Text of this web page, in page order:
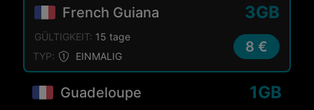
French Guiana
TYP: EINMALIG
3GB
GÜLTIGKEIT: 15 tage
8 €
Guadeloupe 1GB